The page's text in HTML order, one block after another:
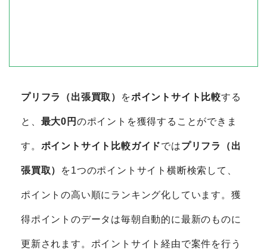
プリフラ（出張買取） をポイントサイト比較する
と、 最大0円 のポイントを獲得することができま
す。 ポイントサイト比較ガイドではプリフラ（出
張買取） を1つのポイントサイト横断検索して、
ポイントの高い順にランキング化しています。獲
得ポイントのデータは毎朝自動的に最新のものに
更新されます。ポイントサイト経由で案件を行う